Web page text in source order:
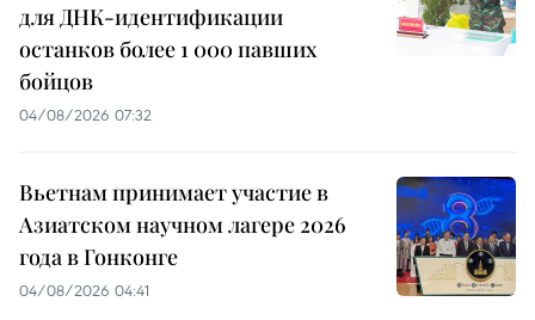
для ДНК-идентификации
останков более 1 000 павших
бойцов
04/08/2026 07:32
Вьетнам принимает участие в
Азиатском научном лагере 2026
года в Гонконге
04/08/2026 04:41